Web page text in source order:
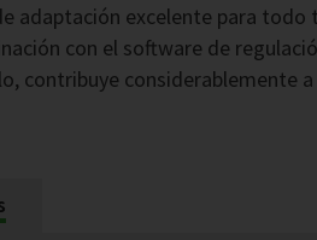
adaptación excelente para
con el software de
contribuye considerablemente